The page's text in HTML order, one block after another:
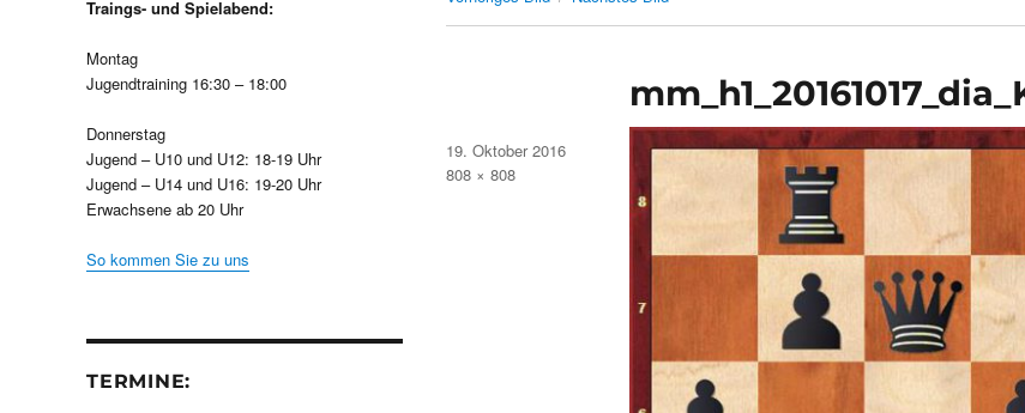
Veröffentlicht
am
19. Oktober 2016
Volle
808 × 808
Traings- und Spielabend:
Montag
Jugendtraining 16:30 – 18:00
Donnerstag
Jugend – U10 und U12: 18-19 Uhr
Jugend – U14 und U16: 19-20 Uhr
Erwachsene ab 20 Uhr
So kommen Sie zu uns
TERMINE: